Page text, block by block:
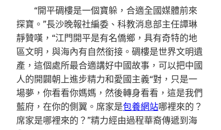
“開平碉樓是一個寶躲，合適全國媒體前來
探寶。”長沙晚報社編委、科教消息部主任譚琳
靜贊嘆，“江門開平是有名僑鄉，具有奇特的地
區文明，與海內有自然銜接。碉樓是世界文明遺
產，這個處所最合適講好中國故事，可以把中國
人的開闢朝上進步精力和愛國主義“對，只是一
場夢，你看看你媽媽，然後轉身看看，這是我們
藍府，在你的側翼。席家是包養網站哪裡來的？
席家是哪裡來的？”精力經由過程華裔傳遞到海